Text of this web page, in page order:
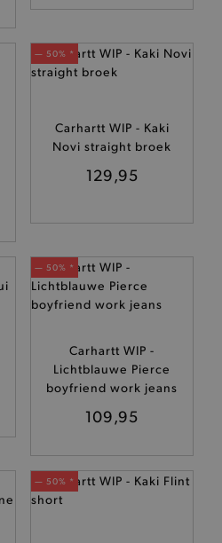
— 50% *
Carhartt WIP - Kaki
Novi straight broek
129,95
— 50% *
Carhartt WIP -
Lichtblauwe Pierce
boyfriend work jeans
109,95
— 50% *